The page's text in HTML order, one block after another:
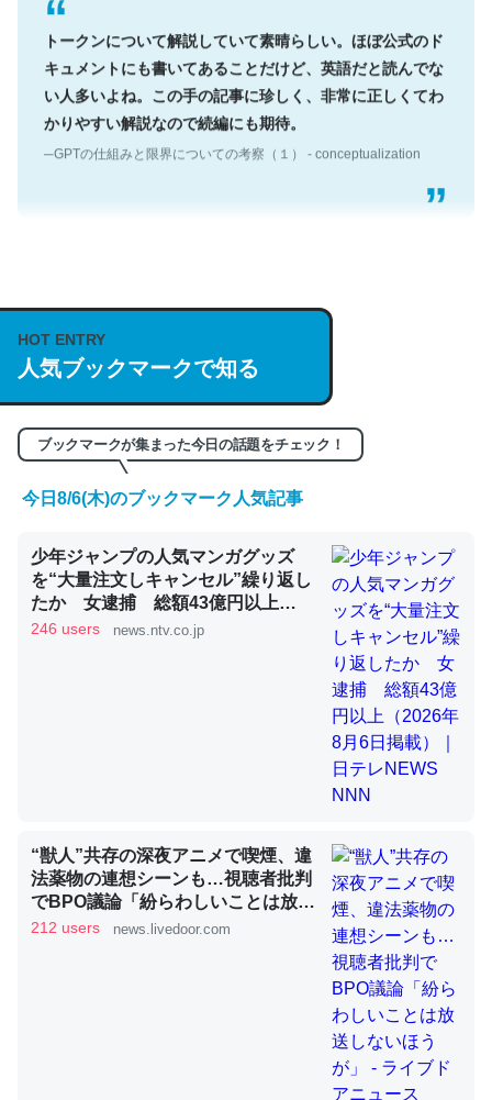
トークンについて解説していて素晴らしい。ほぼ公式のド
キュメントにも書いてあることだけど、英語だと読んでな
い人多いよね。この手の記事に珍しく、非常に正しくてわ
かりやすい解説なので続編にも期待。
─GPTの仕組みと限界についての考察（１） - conceptualization
説してる記事が少ないので貴重な良記事。/続編来た
https://isobe324649.hatenablog.com/entry/2023/03/27
/064121
─GPTの仕組みと限界についての考察（１） - conceptualization
くらい。小説でいう「ずっと前の伏線」は回収されないけ
ど、短期記憶というには多い分量。進化すればするほど分
かりやすく強くなりそう
─GPTの仕組みと限界についての考察（１） - conceptualization
昆虫ってカルシウム少ないのか。知らんかった。調べたら
─ニュース :: 【研究発表】昆虫学の大問題＝「昆虫はなぜ海にいな
いのか」に関する新仮説
論文では「淡水はカルシウムも酸素も不足してて両方に不
利だから両方が拮抗してるのでは」とあって面白い。海に
いる鋏角類（カブトガニ・ウミグモ）はカルシウムを使わ
ずキチンを強化してる筈だが、酵素が違うのか？
HOT ENTRY
人気ブックマークで知る
ブックマークが集まった今日の話題をチェック！
今日8/6(木)のブックマーク人気記事
少年ジャンプの人気マンガグッズ
を“大量注文しキャンセル”繰り返し
たか 女逮捕 総額43億円以上
（2026年8月6日掲載）｜日テレ
246 users news.ntv.co.jp
“獣人”共存の深夜アニメで喫煙、違
法薬物の連想シーンも…視聴者批判
でBPO議論「紛らわしいことは放送
しないほうが」 - ライブドアニュー
212 users news.livedoor.com